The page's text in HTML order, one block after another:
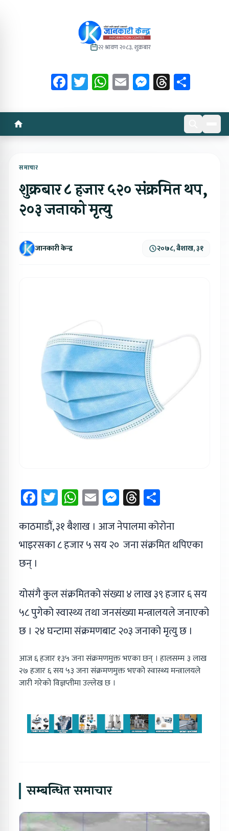
२२ श्रावण २०८३, शुक्रबार
Facebook
Twitter
WhatsApp
EmailMessenger
Threads
समाचार
शुक्रबार ८ हजार ५२० संक्रमित थप,
२०३ जनाको मृत्यु
जानकारी केन्द्र २०७८, बैशाख, ३१
Facebook
Twitter
WhatsApp
EmailMessenger
Threads
काठमाडौं, ३१ बैशाख । आज नेपालमा कोरोना
भाइरसका ८ हजार ५ सय २० जना संक्रमित थपिएका
छन् ।
योसंगै कुल संक्रमितको संख्या ४ लाख ३९ हजार ६ सय
५८ पुगेको स्वास्थ्य तथा जनसंख्या मन्त्रालयले जनाएको
छ । २४ घन्टामा संक्रमणबाट २०३ जनाको मृत्यु छ ।
आज ६ हजार १३५ जना संक्रमणमुक्त भएका छन् । हालसम्म ३ लाख
२७ हजार ६ सय ५३ जना संक्रमणमुक्त भएको स्वास्थ्य मन्त्रालयले
जारी गरेको विज्ञप्तीमा उल्लेख छ ।
सम्बन्धित समाचार